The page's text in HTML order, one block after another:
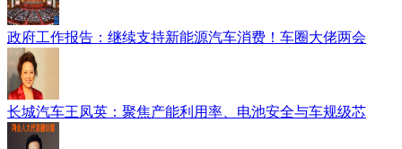
政府工作报告：继续支持新能源汽车消费！车圈大佬两会
长城汽车王凤英：聚焦产能利用率、电池安全与车规级芯